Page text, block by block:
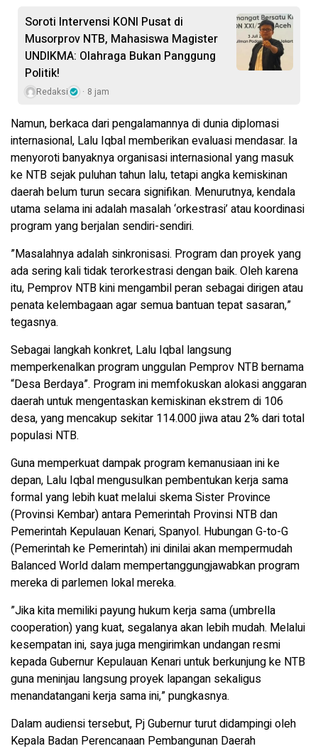
Soroti Intervensi KONI Pusat di
Musorprov NTB, Mahasiswa Magister
UNDIKMA: Olahraga Bukan Panggung
Politik!
Redaksi 8 jam
​Namun, berkaca dari pengalamannya di dunia diplomasi
internasional, Lalu Iqbal memberikan evaluasi mendasar. Ia
menyoroti banyaknya organisasi internasional yang masuk
ke NTB sejak puluhan tahun lalu, tetapi angka kemiskinan
daerah belum turun secara signifikan. Menurutnya, kendala
utama selama ini adalah masalah ‘orkestrasi’ atau koordinasi
program yang berjalan sendiri-sendiri.
​”Masalahnya adalah sinkronisasi. Program dan proyek yang
ada sering kali tidak terorkestrasi dengan baik. Oleh karena
itu, Pemprov NTB kini mengambil peran sebagai dirigen atau
penata kelembagaan agar semua bantuan tepat sasaran,”
tegasnya.
​Sebagai langkah konkret, Lalu Iqbal langsung
memperkenalkan program unggulan Pemprov NTB bernama
“Desa Berdaya”. Program ini memfokuskan alokasi anggaran
daerah untuk mengentaskan kemiskinan ekstrem di 106
desa, yang mencakup sekitar 114.000 jiwa atau 2% dari total
populasi NTB.
​Guna memperkuat dampak program kemanusiaan ini ke
depan, Lalu Iqbal mengusulkan pembentukan kerja sama
formal yang lebih kuat melalui skema Sister Province
(Provinsi Kembar) antara Pemerintah Provinsi NTB dan
Pemerintah Kepulauan Kenari, Spanyol. Hubungan G-to-G
(Pemerintah ke Pemerintah) ini dinilai akan mempermudah
Balanced World dalam mempertanggungjawabkan program
mereka di parlemen lokal mereka.
​”Jika kita memiliki payung hukum kerja sama (umbrella
cooperation) yang kuat, segalanya akan lebih mudah. Melalui
kesempatan ini, saya juga mengirimkan undangan resmi
kepada Gubernur Kepulauan Kenari untuk berkunjung ke NTB
guna meninjau langsung proyek lapangan sekaligus
menandatangani kerja sama ini,” pungkasnya.
​Dalam audiensi tersebut, Pj Gubernur turut didampingi oleh
Kepala Badan Perencanaan Pembangunan Daerah